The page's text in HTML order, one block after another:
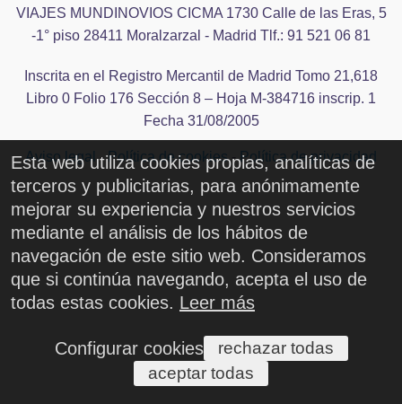
CONTACTO
VIAJES MUNDINOVIOS CICMA 1730 Calle de las Eras, 5
-1° piso 28411 Moralzarzal - Madrid Tlf.: 91 521 06 81
Inscrita en el Registro Mercantil de Madrid Tomo 21,618
Libro 0 Folio 176 Sección 8 – Hoja M-384716 inscrip. 1
Fecha 31/08/2005
Aviso legal -Política de cookies-Política de privacidad
Esta web utiliza cookies propias, analíticas de
terceros y publicitarias, para anónimamente
mejorar su experiencia y nuestros servicios
mediante el análisis de los hábitos de
navegación de este sitio web. Consideramos
que si continúa navegando, acepta el uso de
todas estas cookies. Leer más
Configurar cookies
rechazar todas
aceptar todas